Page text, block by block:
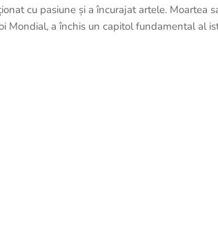
cu pasiune și a încurajat artele. Moartea
Mondial, a închis un capitol fundamental al